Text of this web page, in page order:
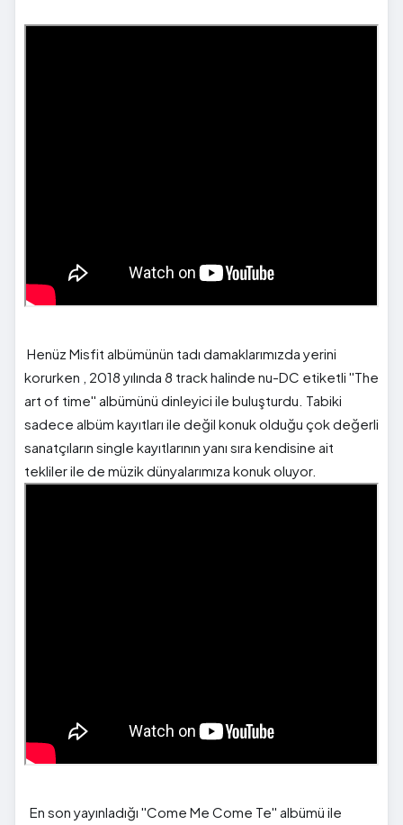
Henüz Misfit albümünün tadı damaklarımızda yerini
korurken , 2018 yılında 8 track halinde nu-DC etiketli ''The
art of time'' albümünü dinleyici ile buluşturdu. Tabiki
sadece albüm kayıtları ile değil konuk olduğu çok değerli
sanatçıların single kayıtlarının yanı sıra kendisine ait
tekliler ile de müzik dünyalarımıza konuk oluyor.
En son yayınladığı ''Come Me Come Te'' albümü ile